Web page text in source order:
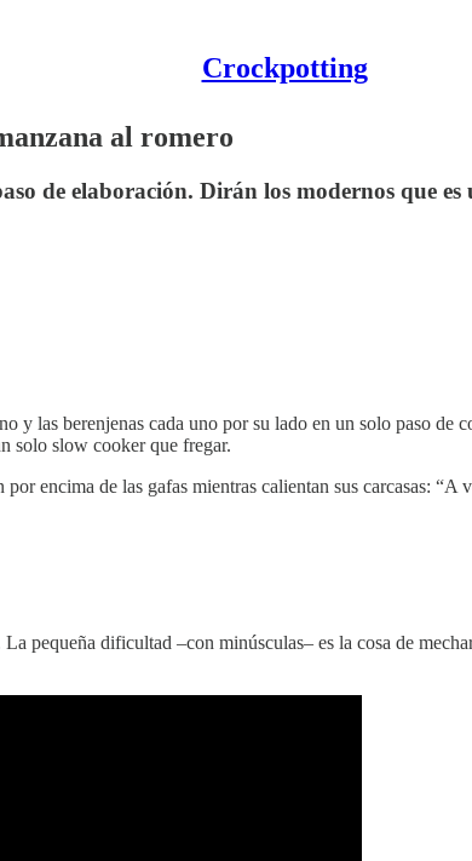
Crockpotting
al romero
de elaboración. Dirán los modernos que
y las berenjenas cada uno por su lado en un solo paso
solo slow cooker que fregar.
encima de las gafas mientras calientan sus carcasas:
pequeña dificultad –con minúsculas– es la cosa de